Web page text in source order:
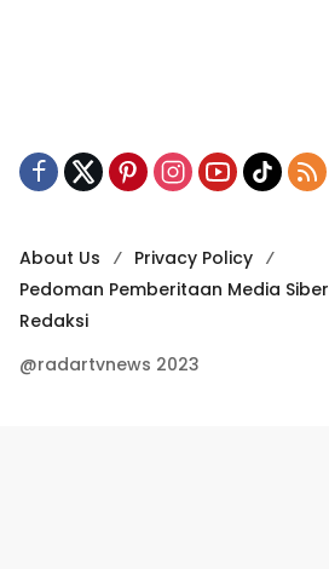
About Us
Privacy Policy
Pedoman Pemberitaan Media Siber
Redaksi
@radartvnews 2023